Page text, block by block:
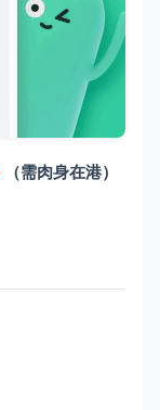
（需肉身在港）